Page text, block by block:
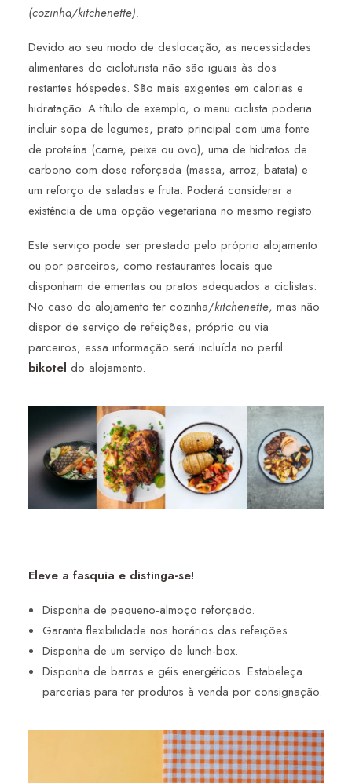
(cozinha/kitchenette).
Devido ao seu modo de deslocação, as necessidades
alimentares do cicloturista não são iguais às dos
restantes hóspedes. São mais exigentes em calorias e
hidratação. A título de exemplo, o menu ciclista poderia
incluir sopa de legumes, prato principal com uma fonte
de proteína (carne, peixe ou ovo), uma de hidratos de
carbono com dose reforçada (massa, arroz, batata) e
um reforço de saladas e fruta. Poderá considerar a
existência de uma opção vegetariana no mesmo registo.
Este serviço pode ser prestado pelo próprio alojamento
ou por parceiros, como restaurantes locais que
disponham de ementas ou pratos adequados a ciclistas.
No caso do alojamento ter cozinha/kitchenette, mas não
dispor de serviço de refeições, próprio ou via
parceiros, essa informação será incluída no perfil
bikotel do alojamento.
Eleve a fasquia e distinga-se!
Disponha de pequeno-almoço reforçado.
Garanta flexibilidade nos horários das refeições.
Disponha de um serviço de lunch-box.
Disponha de barras e géis energéticos. Estabeleça
parcerias para ter produtos à venda por consignação.